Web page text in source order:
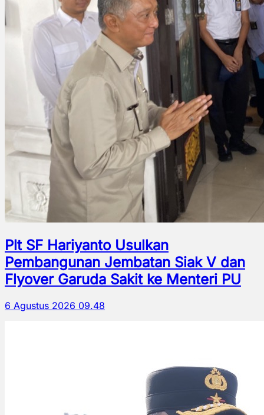
Plt SF Hariyanto Usulkan
Pembangunan Jembatan Siak V dan
Flyover Garuda Sakit ke Menteri PU
6 Agustus 2026 09.48